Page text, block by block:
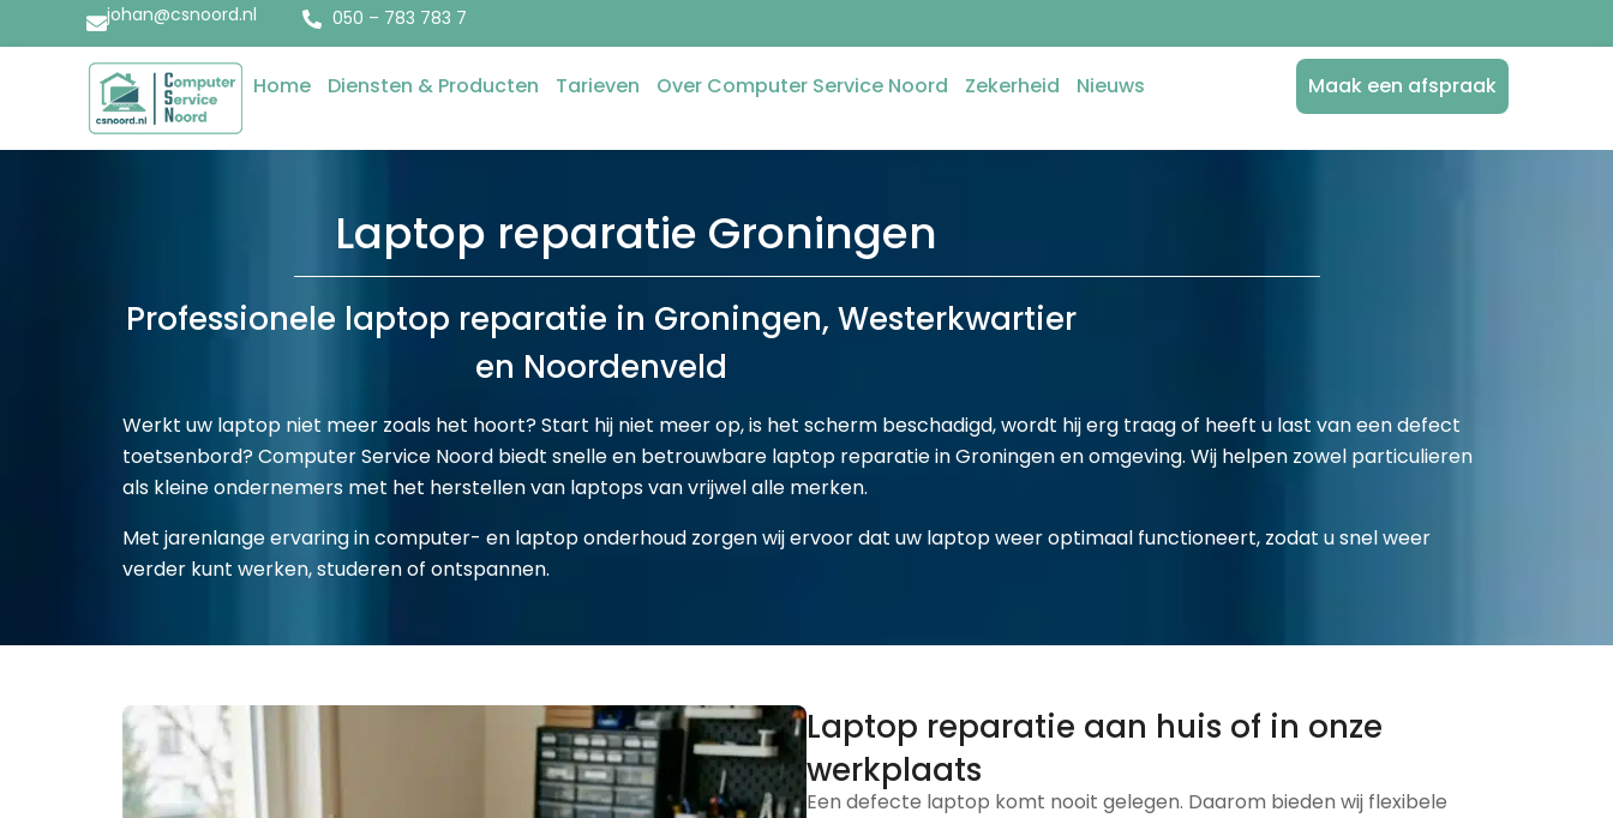
johan@csnoord.nl 050 – 783 783 7
Home Diensten & Producten Tarieven Over Computer Service Noord Zekerheid Nieuws Maak een afspraak
Laptop reparatie Groningen
Professionele laptop reparatie in Groningen, Westerkwartier
en Noordenveld
Werkt uw laptop niet meer zoals het hoort? Start hij niet meer op, is het scherm beschadigd, wordt hij erg traag of heeft u last van een defect
toetsenbord? Computer Service Noord biedt snelle en betrouwbare laptop reparatie in Groningen en omgeving. Wij helpen zowel particulieren
als kleine ondernemers met het herstellen van laptops van vrijwel alle merken.
Met jarenlange ervaring in computer- en laptop onderhoud zorgen wij ervoor dat uw laptop weer optimaal functioneert, zodat u snel weer
verder kunt werken, studeren of ontspannen.
Laptop reparatie aan huis of in onze
werkplaats
Een defecte laptop komt nooit gelegen. Daarom bieden wij flexibele